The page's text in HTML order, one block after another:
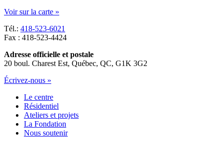
Voir sur la carte »
Tél.: 418-523-6021
Fax : 418-523-4424
Adresse officielle et postale
20 boul. Charest Est, Québec, QC, G1K 3G2
Écrivez-nous »
Le centre
Résidentiel
Ateliers et projets
La Fondation
Nous soutenir